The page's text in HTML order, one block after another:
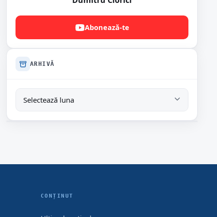
Abonează-te
ARHIVĂ
CONȚINUT